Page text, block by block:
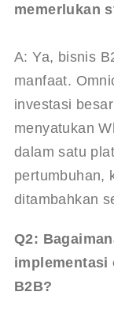
memerlukan
A: Ya, bisnis
manfaat.
investasi
menyatukan
dalam satu
pertumbuhan,
ditambahkan
Q2:
implementasi
B2B?